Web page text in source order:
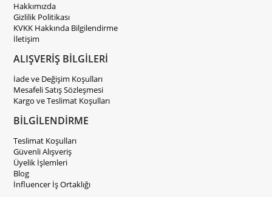
Hakkımızda
Gizlilik Politikası
KVKK Hakkında Bilgilendirme
İletişim
ALIŞVERİŞ BİLGİLERİ
İade ve Değişim Koşulları
Mesafeli Satış Sözleşmesi
Kargo ve Teslimat Koşulları
BİLGİLENDİRME
Teslimat Koşulları
Güvenli Alışveriş
Üyelik İşlemleri
Blog
İnfluencer İş Ortaklığı